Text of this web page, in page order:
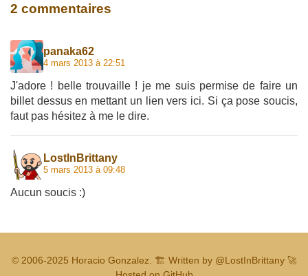
2 commentaires
panaka62
4 mars 2013 à 22:51
J'adore ! belle trouvaille ! je me suis permise de faire un
billet dessus en mettant un lien vers ici. Si ça pose soucis,
faut pas hésitez à me le dire.
LostInBrittany
5 mars 2013 à 09:48
Aucun soucis :)
© 2006-2025 Horacio Gonzalez 🏗️ Written by @LostInBrittany🚀